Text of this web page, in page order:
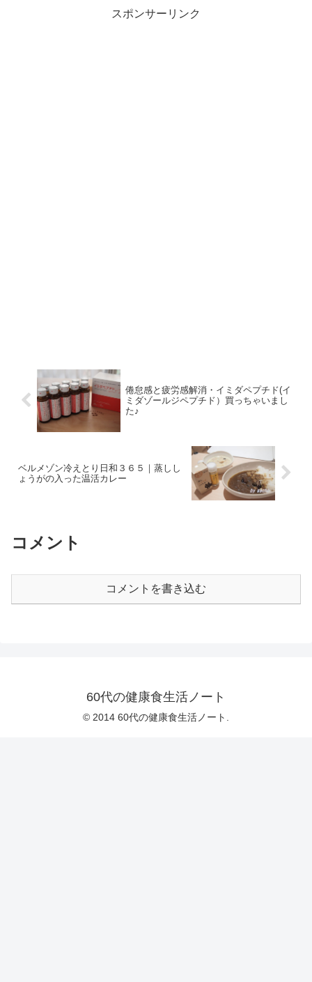
で合成できないアミノ酸（９種類）を全
て含む、１８種類のアミノ酸をバランス
スポンサーリンク
倦怠感と疲労感解消・イミダペプチド(イ
ミダゾールジペプチド）買っちゃいまし
た♪
ベルメゾン冷えとり日和３６５｜蒸しし
ょうがの入った温活カレー
コメント
コメントを書き込む
60代の健康食生活ノート
© 2014 60代の健康食生活ノート.